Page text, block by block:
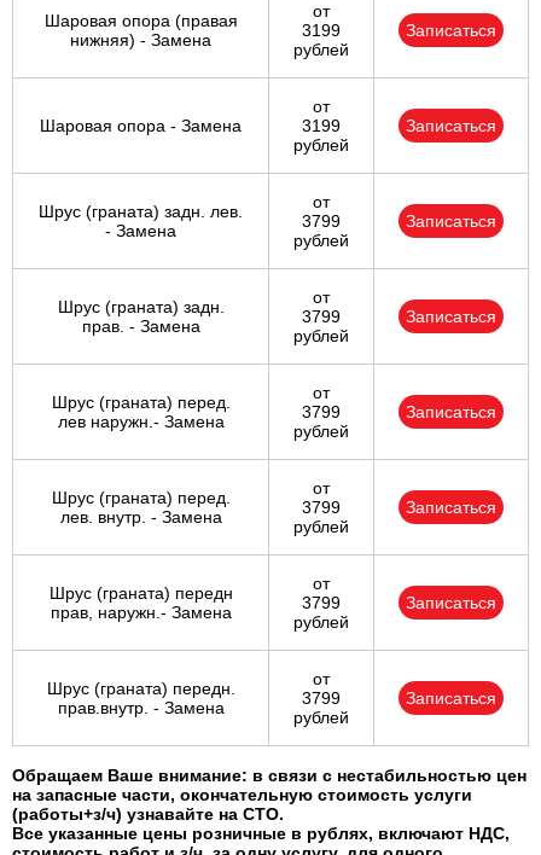
Шаровая опора (правая
нижняя) - Замена
от
3199
рублей
Записаться
Шаровая опора - Замена
от
3199
рублей
Записаться
Шрус (граната) задн. лев.
- Замена
от
3799
рублей
Записаться
Шрус (граната) задн.
прав. - Замена
от
3799
рублей
Записаться
Шрус (граната) перед.
лев наружн.- Замена
от
3799
рублей
Записаться
Шрус (граната) перед.
лев. внутр. - Замена
от
3799
рублей
Записаться
Шрус (граната) передн
прав, наружн.- Замена
от
3799
рублей
Записаться
Шрус (граната) передн.
прав.внутр. - Замена
от
3799
рублей
Записаться
Обращаем Ваше внимание: в связи с нестабильностью цен
на запасные части, окончательную стоимость услуги
(работы+з/ч) узнавайте на СТО.
Все указанные цены розничные в рублях, включают НДС,